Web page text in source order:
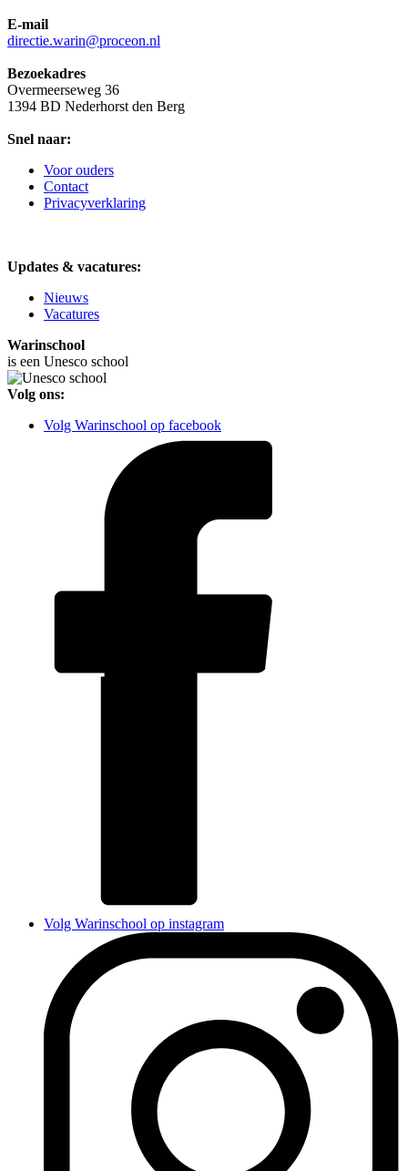
E-mail
directie.warin@proceon.nl
Bezoekadres
Overmeerseweg 36
1394 BD Nederhorst den Berg
Snel naar:
Voor ouders
Contact
Privacyverklaring
Updates & vacatures:
Nieuws
Vacatures
Warinschool
is een Unesco school
Volg ons:
Volg Warinschool op facebook
Volg Warinschool op instagram